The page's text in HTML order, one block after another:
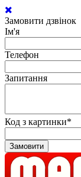
Замовити дзвінок
Ім'я
Телефон
Запитання
Код з картинки*
Замовити